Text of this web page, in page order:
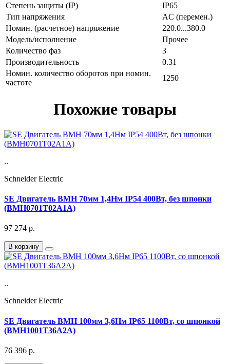
Степень защиты (IP)
IP65
Тип напряжения
AC (перемен.)
Номин. (расчетное) напряжение
220.0...380.0
Модель/исполнение
Прочее
Количество фаз
3
Производительность
0.31
Номин. количество оборотов при номин.
частоте
1250
Похожие товары
..
Schneider Electric
SE Двигатель BMH 70мм 1,4Нм IP54 400Вт, без шпонки
(BMH0701T02A1A)
97 274 р.
В корзину
..
Schneider Electric
SE Двигатель BMH 100мм 3,6Нм IP65 1100Вт, со шпонкой
(BMH1001T36A2A)
76 396 р.